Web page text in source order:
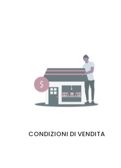
CONDIZIONI DI VENDITA